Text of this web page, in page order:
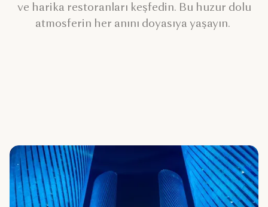
ve harika restoranları keşfedin. Bu huzur dolu
atmosferin her anını doyasıya yaşayın.